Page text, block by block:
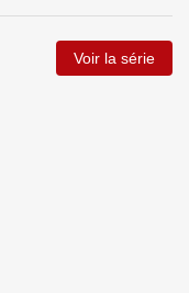
Voir la série